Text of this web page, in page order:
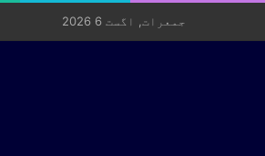
جمعرات, اگست 6 2026